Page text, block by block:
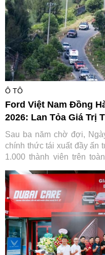
Ô TÔ
Ford Việt Nam Đồng
2026: Lan Tỏa Giá Trị
Sau ba năm chờ đợi,
chính thức tái xuất đầy ấn
1.000 thành viên trên
Việt Nam trong hành trình
cho cộng đồng.